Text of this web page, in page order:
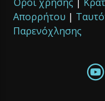
Όροι χρήσης |
Απορρήτου |
Παρενόχλησης